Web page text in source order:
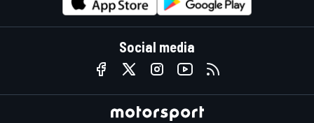
Social media